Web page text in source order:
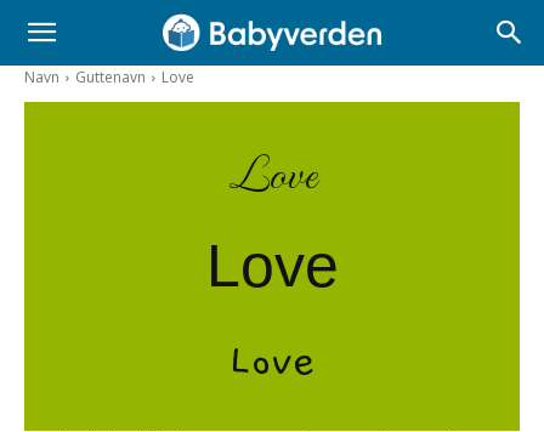
Navn Guttenavn Love
Love
Love
Love